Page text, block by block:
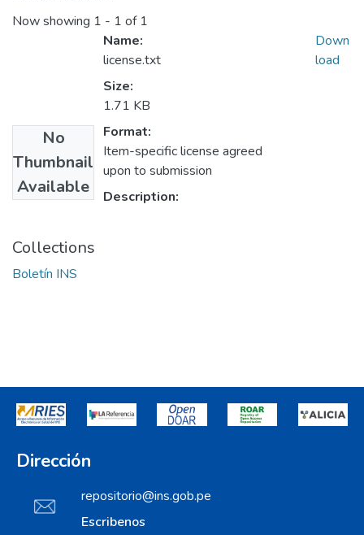
Now showing 1 - 1 of 1
No
Thumbnail
Available
Name:
license.txt
Size:
1.71 KB
Format:
Item-specific license agreed
upon to submission
Description:
Down
load
Collections
Boletín INS
Dirección
repositorio@ins.gob.pe
Escribenos